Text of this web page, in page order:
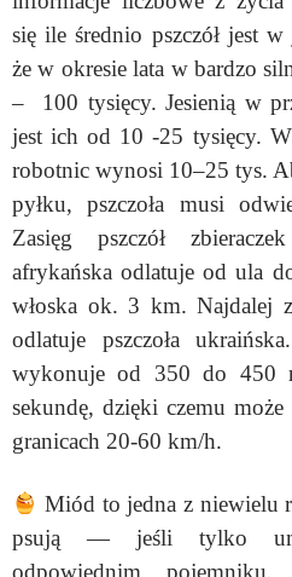
się ile średnio pszczół jest
że w okresie lata w bardzo
– 100 tysięcy. Jesienią w
jest ich od 10 -25 tysięcy.
robotnic wynosi 10–25 tys.
pyłku, pszczoła musi
Zasięg pszczół
afrykańska odlatuje od ula
włoska ok. 3 km. Najdalej
odlatuje pszczoła
wykonuje od 350 do 450
sekundę, dzięki czemu
granicach 20-60 km/h.
Miód to jedna z niewielu
psują — jeśli tylko
odpowiednim